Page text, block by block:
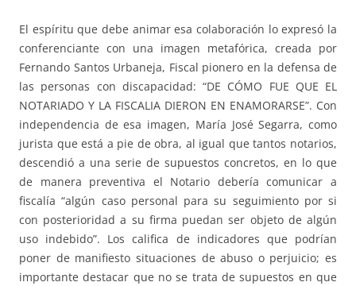
El espíritu que debe animar esa colaboración lo expresó la
conferenciante con una imagen metafórica, creada por
Fernando Santos Urbaneja, Fiscal pionero en la defensa de
las personas con discapacidad: “DE CÓMO FUE QUE EL
NOTARIADO Y LA FISCALIA DIERON EN ENAMORARSE”. Con
independencia de esa imagen, María José Segarra, como
jurista que está a pie de obra, al igual que tantos notarios,
descendió a una serie de supuestos concretos, en lo que
de manera preventiva el Notario debería comunicar a
fiscalía “algún caso personal para su seguimiento por si
con posterioridad a su firma puedan ser objeto de algún
uso indebido”. Los califica de indicadores que podrían
poner de manifiesto situaciones de abuso o perjuicio; es
importante destacar que no se trata de supuestos en que